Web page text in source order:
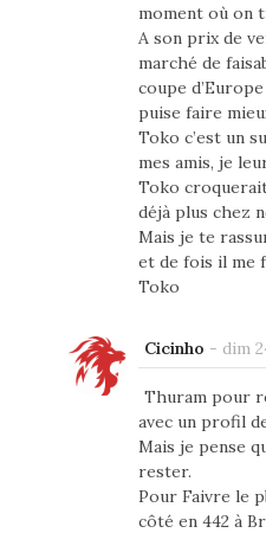
moment où on
A son prix de
marché de
coupe
puise faire
Toko c’est un
mes amis, je
Toko
déjà plus chez
Mais je te
et de fois il me
Toko
Cicinho - dim
Thuram pour
avec un profil
Mais je pense
rester.
Pour Faivre le
côté en 442 à